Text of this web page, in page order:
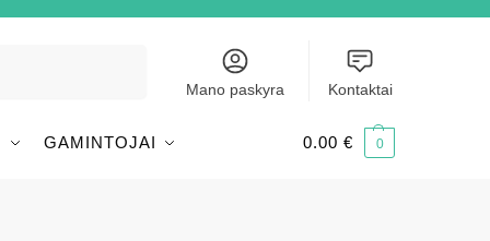
Mano paskyra Kontaktai
GAMINTOJAI 0.00 € 0